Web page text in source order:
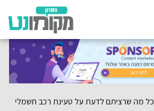
כל מה שרציתם לדעת על טעינת רכב חשמלי